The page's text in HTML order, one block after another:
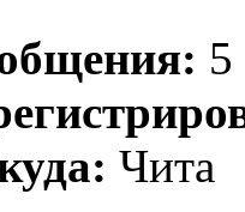
5
Чита